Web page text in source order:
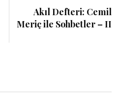
Akıl Defteri: Cemil
Meriç ile Sohbetler – II